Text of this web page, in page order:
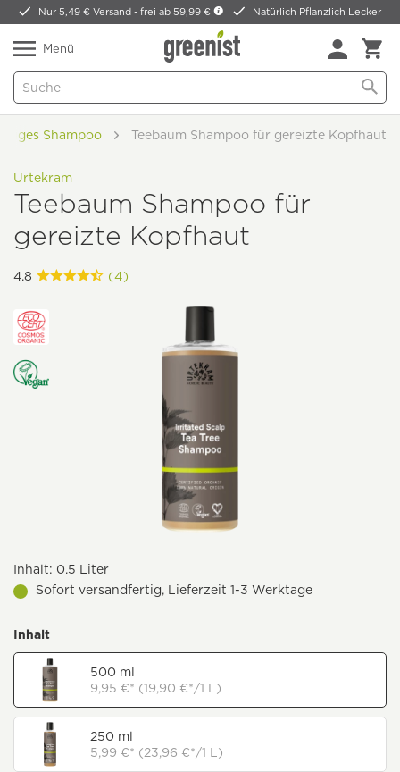
Nur 5,49 € Versand -frei ab 59,99 € Natürlich Pflanzlich Lecker
Menü
Shampoo Teebaum Shampoo für gereizte Kopfhaut
Urtekram
Teebaum Shampoo für
gereizte Kopfhaut
4.8 (4)
Inhalt: 0.5 Liter
Sofort versandfertig, Lieferzeit 1-3 Werktage
Inhalt
500 ml
9,95 €* (19,90 €*/1 L)
250 ml
5,99 €* (23,96 €*/1 L)